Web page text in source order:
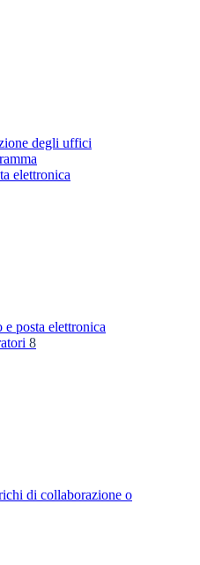
degli uffici
elettronica
e posta elettronica
8
di collaborazione o